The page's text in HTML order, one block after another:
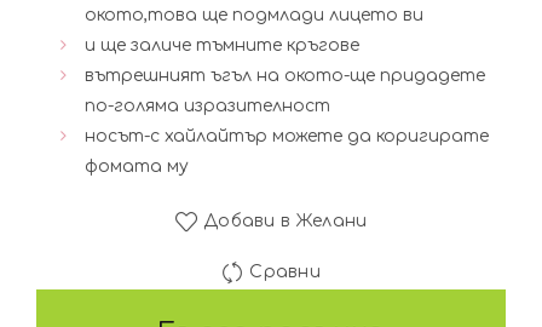
окото,това ще подмлади лицето ви
и ще заличе тъмните кръгове
вътрешният ъгъл на окото-ще придадете
по-голяма изразителност
носът-с хайлайтър можете да коригирате
фомата му
Добави в Желани
Сравни